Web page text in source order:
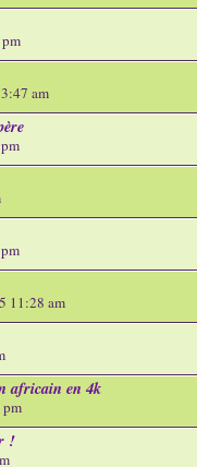
am
11:28 am
africain en 4k
pm
!